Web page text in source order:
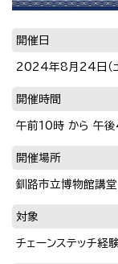
開催日
2024年8月24日（
開催時間
午前10時 から 午
開催場所
釧路市立博物館講堂
対象
チェーンステッチ経